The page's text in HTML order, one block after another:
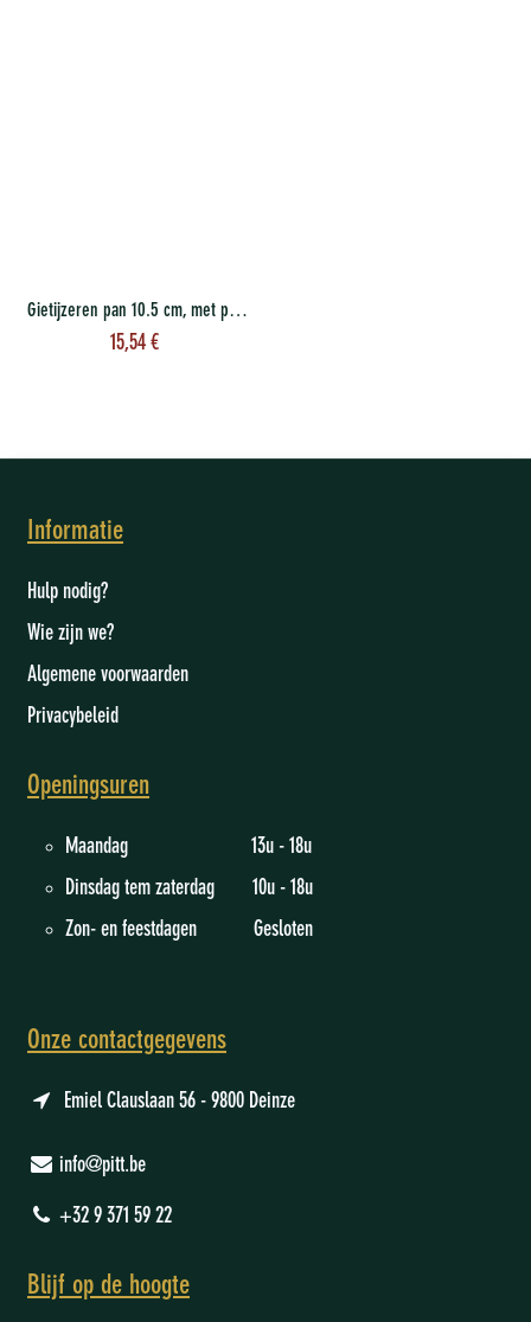
Gietijzeren pan 10.5 cm, met plankje
15,54 €
Informatie
Hulp nodig?
Wie zijn we?
Algemene voorwaarden
Privacybeleid
Openingsuren
Maandag 13u - 18u
Dinsdag tem zaterdag 10u - 18u
Zon- en feestdagen Gesloten
Onze contactgegevens
Emiel Clauslaan 56 - 9800 Deinze
info@pitt.be
+32 9 371 59 22
Blijf op de hoogte